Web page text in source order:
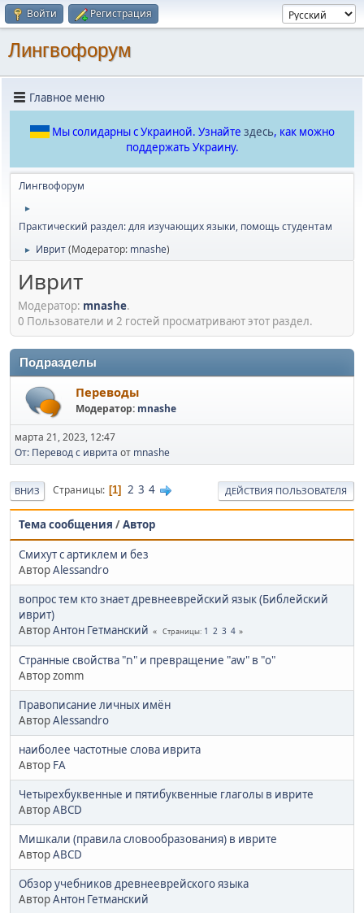
Войти Регистрация
Лингвофорум
Главное меню
Мы солидарны с Украиной. Узнайте здесь, как можно
поддержать Украину.
Лингвофорум
►
Практический раздел: для изучающих языки, помощь студентам
► Иврит(Модератор: mnashe)
Иврит
Модератор: mnashe.
0 Пользователи и 2 гостей просматривают этот раздел.
Подразделы
Переводы
Модератор: mnashe
марта 21, 2023, 12:47
От: Перевод с иврита от mnashe
ВНИЗ Страницы 1 2 3 4 ДЕЙСТВИЯ ПОЛЬЗОВАТЕЛЯ
Тема сообщения /Автор
Смихут с артиклем и без
АвторAlessandro
вопрос тем кто знает древнееврейский язык (Библейский
иврит)
АвторАнтон Гетманский Страницы 1 2 3 4
Странные свойства "ח" и превращение "aw" в "o"
Автор zomm
Правописание личных имён
АвторAlessandro
наиболее частотные слова иврита
Автор FA
Четырехбуквенные и пятибуквенные глаголы в иврите
АвторABCD
Мишкали (правила словообразования) в иврите
АвторABCD
Обзор учебников древнееврейского языка
АвторАнтон Гетманский